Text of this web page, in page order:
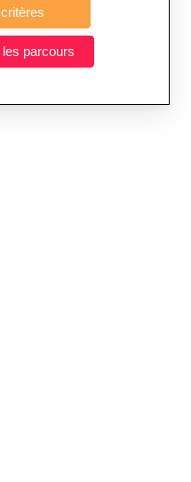
Plus de critères
Rechercher les parcours